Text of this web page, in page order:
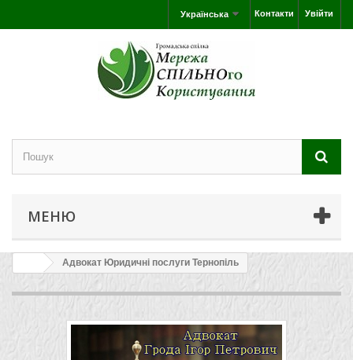
Увійти
Контакти
Українська
МЕНЮ
Адвокат Юридичні послуги Тернопіль